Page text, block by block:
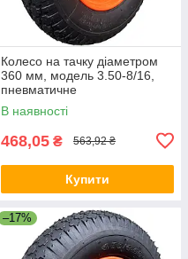
Колесо на тачку діаметром
360 мм, модель 3.50-8/16,
пневматичне
В наявності
468,05 ₴ 563,92 ₴
Купити
–17%